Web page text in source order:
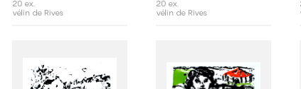
20 ex.
vélin de Rives
20 ex.
vélin de Rives